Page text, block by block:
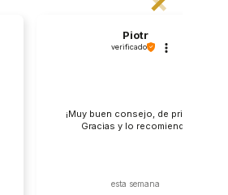
Piotr
verificado
¡Muy buen consejo, de primera!
Gracias y lo recomiendo
esta semana